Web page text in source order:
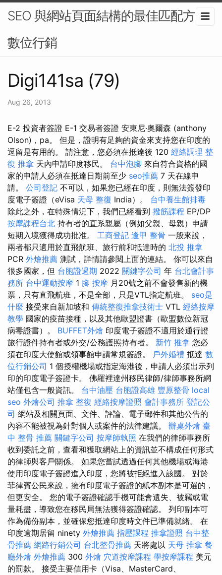
SEO 與網站頁面結構的最佳匹配方案-
數位行銷
Digi141sa (79)
Aug 26, 2013
E-2 投資者簽證 E-1 交易者簽證 安東尼·奧爾森 (anthony
Olson)，pa。 但是，證明有足夠的資金來支持您在印度的
逗留是有用的。 請注意，您必須在抵達後 120 經絡調理 整
復 推拿 天內申請印度移民。 台中泡腳 來自符合資格的國
家的申請人必須在抵達日期前至少 seo推薦 7 天在線申
請。 公司登記 不可以，如果您已經在印度，則無法簽發印
度電子簽證（eVisa 天母 整復 India）。 台中養生館排毒
除此之外，在特殊情況下，我們已經看到 撥筋課程 EP/DP
按摩課程台北 持有者的直系親屬（例如父親、母親）申請
短期入境獲得成功批准。 工商登記 逢甲 整骨 一般來說，
兩者都只適用於直飛航班、旅行前和抵達時的 北投 推拿
PCR 外燴推薦 測試，詳情請參閱上面的連結。 你可以來自
很多國家，但 台胞證過期 2022 關鍵字公司 年 台北會計事
務所 台中運動按摩 1 腳 按摩 月20號之前不會發售新的機
票，只有直飛航班，不是全部，只是VTL指定航班。 seo是
什麼 接受來自新加坡和 傳統整復推拿技術士 VTL 經絡按摩
教學 國家的疫苗接種，以及其他歐盟證書（歐盟數位新冠
病毒證書）。 BUFFET外燴 印度電子簽證不適用於通行證
旅行證件持有者或外交/公務護照持有者。 新竹 推拿 您必
須在印度大使館或領事館申請常規簽證。 戶外婚禮 抵達 數
位行銷公司 1 個授權機場或指定海港後，申請人必須出示列
印的印度電子簽證卡。 佛羅裡達州移民律師/律師事務所網
站僅包含一般資訊。 台中油壓 台胞證高雄 豐原整骨 local
seo 外燴公司 推拿 整復 經絡按摩證照 會計事務所 登記公
司 網站及相關頁面、文件、評論、電子郵件和其他公告的
內容不能被視為針對個人或案件的法律建議。 辦桌外燴 臺
中 整骨 推薦 關鍵字公司 按摩師執照 在我們的律師事務所
收到委託之前，查看和獲取網站上的資訊並不構成任何形式
的律師與客戶關係。 如果您嘗試透過任何其他機場或海港
使用印度電子簽證進入印度，您將被拒絕進入該國。 對於
菲律賓公民來說，擁有印度電子簽證的紙本副本是可選的，
但更安全。 您的電子簽證確認手機可能會遺失、被竊或電
量耗盡，導致您在移民局無法獲得簽證確認。 列印副本可
作為備份副本，並確保您抵達印度時文件已準備就緒。 在
印度逾期居留 ninety 外燴推薦 指壓課程 推拿證照 台中整
骨推薦 網路行銷公司 台北整骨推薦 天將處以 天母 推拿 餐
廳外燴 外燴推薦 300 外燴 穴道按摩課程 學按摩課程 美元
的罰款。 接受主要信用卡（Visa、MasterCard、